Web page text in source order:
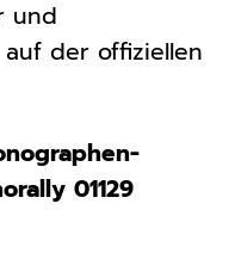
und
der offiziellen
01129